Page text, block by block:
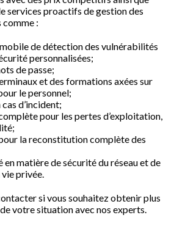
services proactifs de gestion des
:
de détection des vulnérabilités
personnalisées;
de passe;
et des formations axées sur
le personnel;
d’incident;
pour les pertes d’exploitation,
la reconstitution complète des
en matière de sécurité du réseau et de
privée.
si vous souhaitez obtenir plus
votre situation avec nos experts.